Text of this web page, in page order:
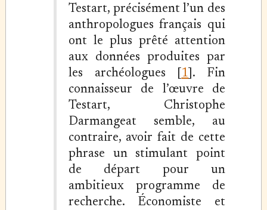
Testart, précisément l’un des
anthropologues français qui
ont le plus prêté attention
aux données produites par
les archéologues [ 1 ]. Fin
connaisseur de l’œuvre de
Testart, Christophe
Darmangeat semble, au
contraire, avoir fait de cette
phrase un stimulant point
de départ pour un
ambitieux programme de
recherche. Économiste et